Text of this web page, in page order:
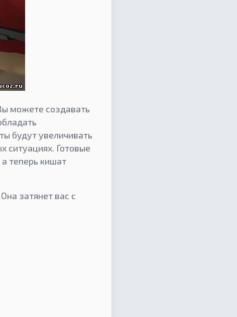
можете создавать
будут увеличивать
ситуациях. Готовые
теперь кишат
затянет вас с